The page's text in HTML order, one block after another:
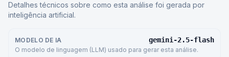
Detalhes técnicos sobre como esta análise foi gerada por
inteligência artificial.
MODELO DE IA gemini-2.5-flash
O modelo de linguagem (LLM) usado para gerar esta análise.